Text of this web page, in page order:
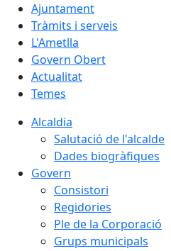
Ajuntament
Tràmits i serveis
L'Ametlla
Govern Obert
Actualitat
Temes
Alcaldia
Salutació de l'alcalde
Dades biogràfiques
Govern
Consistori
Regidories
Ple de la Corporació
Grups municipals